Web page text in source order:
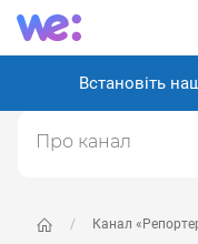
Встановіть
Канал
Про канал
Створено: 26 серпня